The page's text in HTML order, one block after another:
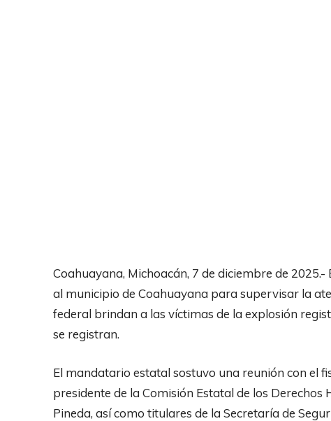
Coahuayana, Michoacán, 7 de diciembre de
al municipio de Coahuayana para supervisar la
federal brindan a las víctimas de la explosión
se registran.
El mandatario estatal sostuvo una reunión con el
presidente de la Comisión Estatal de los Derechos
Pineda, así como titulares de la Secretaría de